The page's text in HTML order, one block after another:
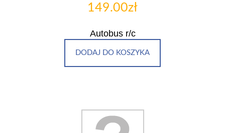
149.00zł
Autobus r/c
DODAJ DO KOSZYKA